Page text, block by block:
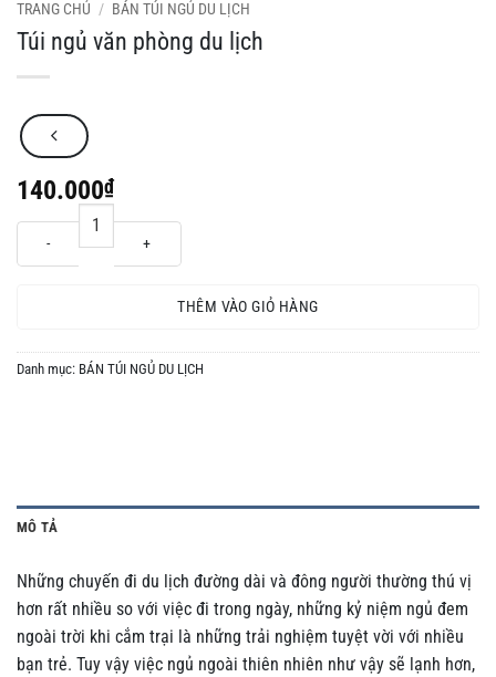
TRANG CHỦ / BÁN TÚI NGỦ DU LỊCH
Túi ngủ văn phòng du lịch
140.000₫
Túi ngủ văn phòng du lịch số lượng
THÊM VÀO GIỎ HÀNG
Danh mục: BÁN TÚI NGỦ DU LỊCH
MÔ TẢ
Những chuyến đi du lịch đường dài và đông người thường thú vị
hơn rất nhiều so với việc đi trong ngày, những kỷ niệm ngủ đem
ngoài trời khi cắm trại là những trải nghiệm tuyệt vời với nhiều
bạn trẻ. Tuy vậy việc ngủ ngoài thiên nhiên như vậy sẽ lạnh hơn,